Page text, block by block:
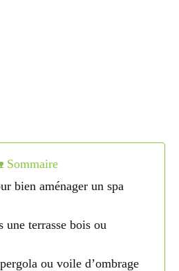
Sommaire
bien aménager un spa
une terrasse bois ou
ou voile d’ombrage